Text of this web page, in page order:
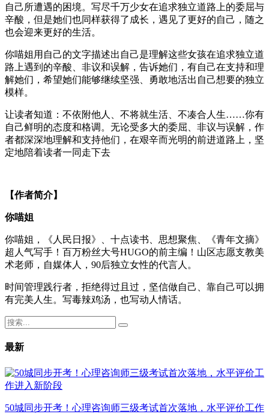
自己所遭遇的困境。写尽千万少女在追求独立道路上的委屈与
辛酸，但是她们也同样获得了成长，遇见了更好的自己，随之
也会迎来更好的生活。
你喵姐用自己的文字描述出自己是理解这些女孩在追求独立道
路上遇到的辛酸、非议和误解，告诉她们，有自己在支持和理
解她们，希望她们能够继续坚强、勇敢地活出自己想要的独立
模样。
让读者知道：不依附他人、不将就生活、不凑合人生……你有
自己鲜明的态度和格调。无论受多大的委屈、非议与误解，作
者都深深地理解和支持他们，在艰辛而光明的前进道路上，坚
定地陪着读者一同走下去
【作者简介】
你喵姐
你喵姐，《人民日报》、十点读书、思想聚焦、《青年文摘》
超人气写手！百万粉丝大号HUGO的前主编！山区志愿支教美
术老师，自媒体人，90后独立女性的代言人。
时间管理践行者，拒绝得过且过，坚信做自己、靠自己可以拥
有完美人生。写毒辣鸡汤，也写动人情话。
最新
50城同步开考！心理咨询师三级考试首次落地，水平评价工作